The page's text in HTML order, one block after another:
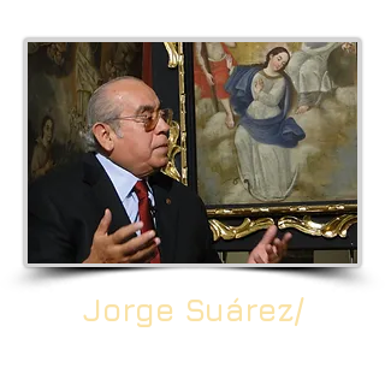
Jorge Suárez/